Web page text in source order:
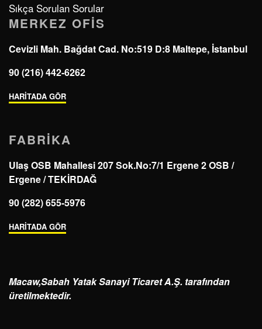
Sıkça Sorulan Sorular
MERKEZ OFIS
Cevizli Mah. Bağdat Cad. No:519 D:8 Maltepe, İstanbul
90 (216) 442-6262
HARİTADA GÖR
FABRIKA
Ulaş OSB Mahallesi 207 Sok.No:7/1 Ergene 2 OSB /
Ergene / TEKİRDAĞ
90 (282) 655-5976
HARİTADA GÖR
Macaw,Sabah Yatak Sanayi Ticaret A.Ş. tarafından
üretilmektedir.